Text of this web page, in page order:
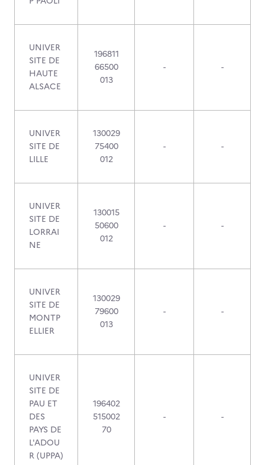
UNIVER
SITE DE
HAUTE
ALSACE
196811
66500
013
- -
UNIVER
SITE DE
LILLE
130029
75400
012
- -
UNIVER
SITE DE
LORRAI
NE
130015
50600
012
- -
UNIVER
SITE DE
MONTP
ELLIER
130029
79600
013
- -
UNIVER
SITE DE
PAU ET
DES
PAYS DE
L'ADOU
R (UPPA)
196402
515002
70
- -